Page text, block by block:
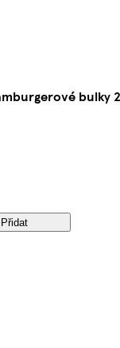
bulky
Přidat